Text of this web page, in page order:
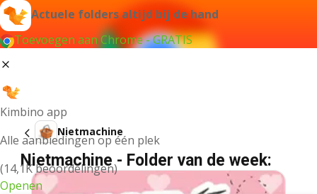
Actuele folders altijd bij de hand
Toevoegen aan Chrome - GRATIS
Kimbino app
Alle aanbiedingen op één plek
(14,1K beoordelingen)
Openen
Nietmachine
Nietmachine - Folder van de week: